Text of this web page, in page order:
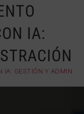
IA:
IA: GESTIÓN Y